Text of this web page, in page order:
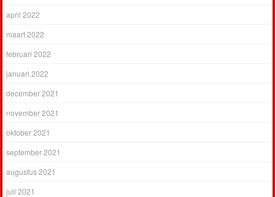
april 2022
maart 2022
februari 2022
januari 2022
december 2021
november 2021
oktober 2021
september 2021
augustus 2021
juli 2021